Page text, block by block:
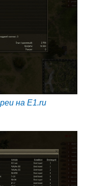
на E1.ru